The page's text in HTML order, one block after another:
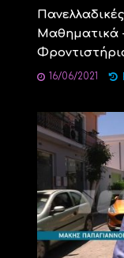
Μαθηματικά
16/06/2021